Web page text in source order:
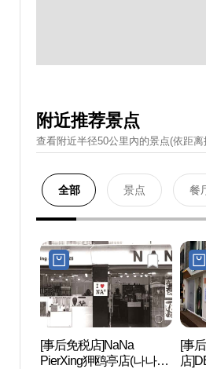
附近推荐景点
查看附近半径50公里內的景点(依距离
全部 景点 餐
[事后免税店]NaNa
PierXing狎鸥亭店(나나피
[事
店